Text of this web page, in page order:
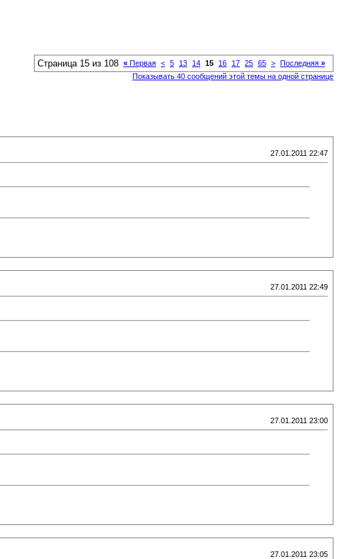
Страница 15 из 108 « Первая < 5 13 14 15 16 17 25 65 > Последняя »
Показывать 40 сообщений этой темы на одной странице
27.01.2011 22:47
27.01.2011 22:49
27.01.2011 23:00
27.01.2011 23:05